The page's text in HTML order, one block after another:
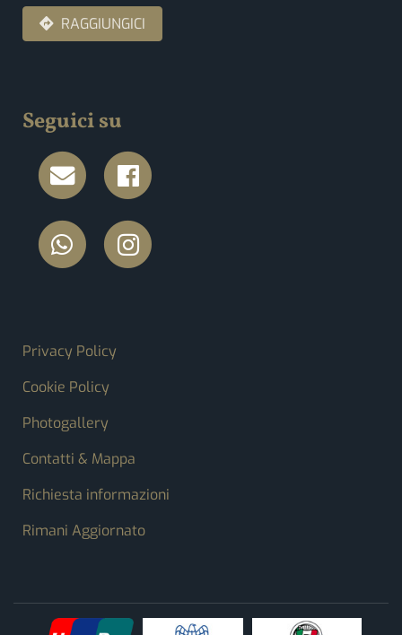
RAGGIUNGICI
Seguici su
FOOTER MENU
Privacy Policy
Cookie Policy
Photogallery
Contatti & Mappa
Richiesta informazioni
Rimani Aggiornato